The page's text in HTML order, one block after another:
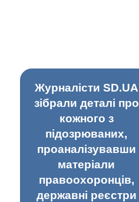
Журналісти SD.UA
зібрали деталі про
кожного з
підозрюваних,
проаналізувавши
матеріали
правоохоронців,
державні реєстри